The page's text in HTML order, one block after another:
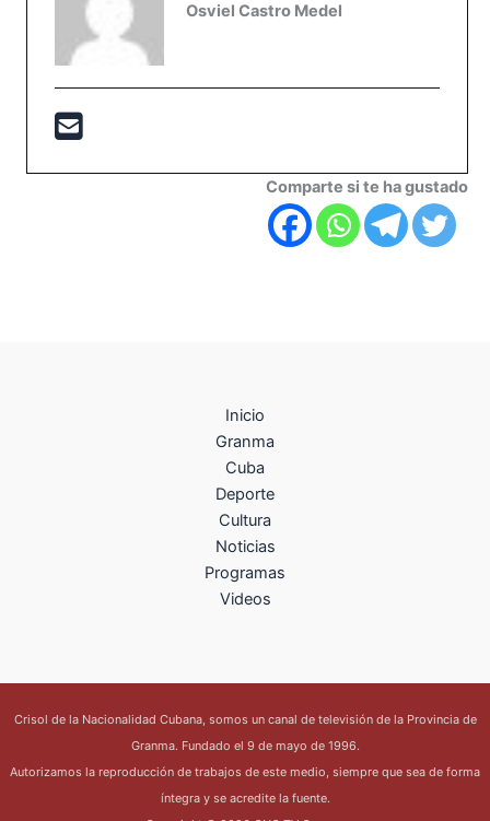
Osviel Castro Medel
Comparte si te ha gustado
Inicio
Granma
Cuba
Deporte
Cultura
Noticias
Programas
Videos
Crisol de la Nacionalidad Cubana, somos un canal de televisión de la Provincia de
Granma. Fundado el 9 de mayo de 1996.
Autorizamos la reproducción de trabajos de este medio, siempre que sea de forma
íntegra y se acredite la fuente.